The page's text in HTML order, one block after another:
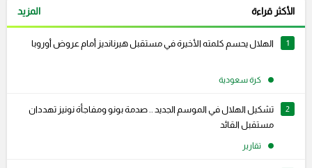
الأكثر قراءة المزيد
1 الهلال يحسم كلمته الأخيرة في مستقبل هيرنانديز أمام عروض أوروبا
كرة سعودية
2
تشكيل الهلال في الموسم الجديد .. صدمة بونو ومفاجأة نونيز تهددان
مستقبل القائد
تقارير